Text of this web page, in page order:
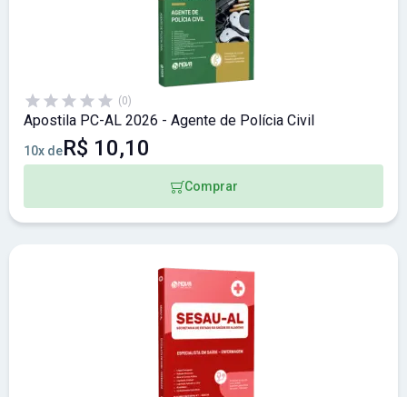
(0)
Apostila PC-AL 2026 - Agente de Polícia Civil
10x deR$ 10,10
Comprar